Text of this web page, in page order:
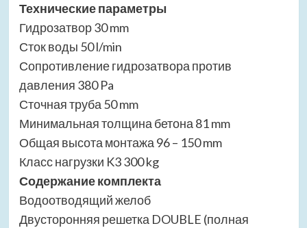
Технические параметры
Гидрозатвор 30 mm
Сток воды 50 l/min
Сопротивление гидрозатвора против
давления 380 Pa
Сточная труба 50 mm
Минимальная толщина бетона 81 mm
Общая высота монтажа 96 – 150 mm
Класс нагрузки K3 300 kg
Содержание комплекта
Водоотводящий желоб
Двусторонняя решетка DOUBLE (полная